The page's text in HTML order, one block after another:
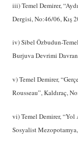
iii) Temel Demirer,
Dergisi, No:46/06, Kış
iv) Sibel Özbudun-
Burjuva Devrimi
v) Temel Demirer,
Rousseau”, Kaldıraç,
vi) Temel Demirer, “Yol
Sosyalist